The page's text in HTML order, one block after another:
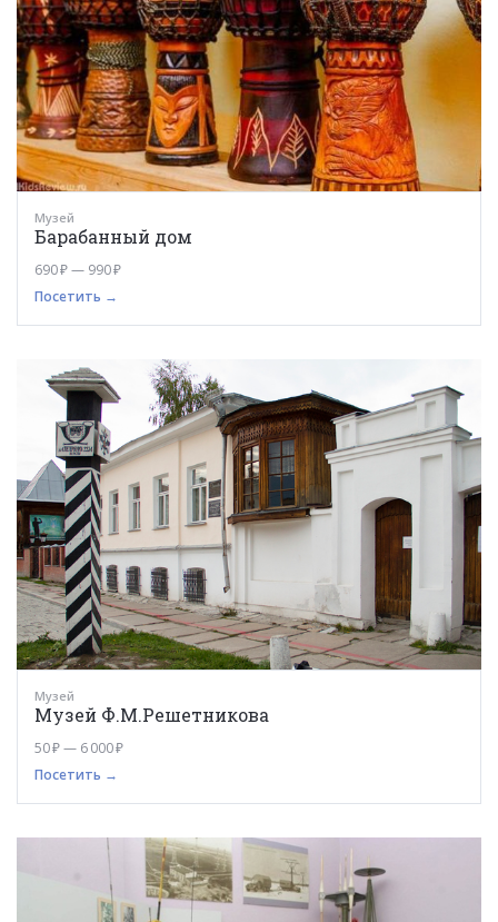
Музей
Барабанный дом
690 ₽ — 990 ₽
Посетить →
Музей
Музей Ф.М.Решетникова
50 ₽ — 6 000 ₽
Посетить →